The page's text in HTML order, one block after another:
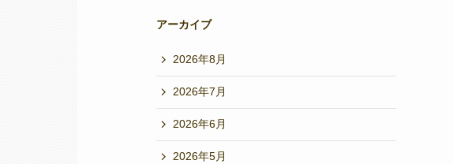
アーカイブ
2026年8月
2026年7月
2026年6月
2026年5月